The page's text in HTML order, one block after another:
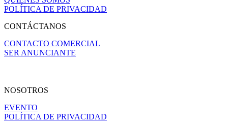
POLÍTICA DE PRIVACIDAD
CONTÁCTANOS
CONTACTO COMERCIAL
SER ANUNCIANTE
NOSOTROS
EVENTO
POLÍTICA DE PRIVACIDAD